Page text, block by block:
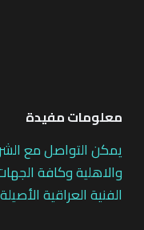
معلومات مفيدة
يمكن التواصل مع
والاهلية وكافة
الفنية العراقية